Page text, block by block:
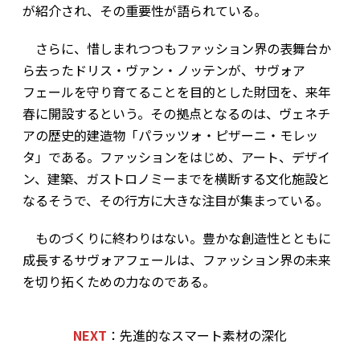
が紹介され、その重要性が語られている。
さらに、惜しまれつつもファッション界の表舞台か
ら去ったドリス・ヴァン・ノッテンが、サヴォア
フェールを守り育てることを目的とした財団を、来年
春に開設するという。その拠点となるのは、ヴェネチ
アの歴史的建造物「パラッツォ・ピザーニ・モレッ
タ」である。ファッションをはじめ、アート、デザイ
ン、建築、ガストロノミーまでを横断する文化施設と
なるそうで、その行方に大きな注目が集まっている。
ものづくりに終わりはない。豊かな創造性とともに
成長するサヴォアフェールは、ファッション界の未来
を切り拓くための力なのである。
NEXT ：先進的なスマート素材の深化